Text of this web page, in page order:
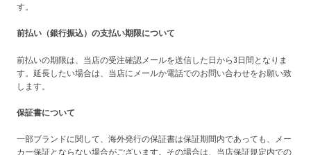
す。
前払い（銀行振込）の支払い期限について
前払いの期限は、当店の受注確認メールを送信した日から3日間となりま
す。延長したい場合は、当店にメールか電話でのお問い合わせをお願い致
します。
保証書について
一部ブランドに関して、海外発行の保証書は保証期間内であっても、メー
カー保証とならない場合がございます。その場合は、当店保証規定内での